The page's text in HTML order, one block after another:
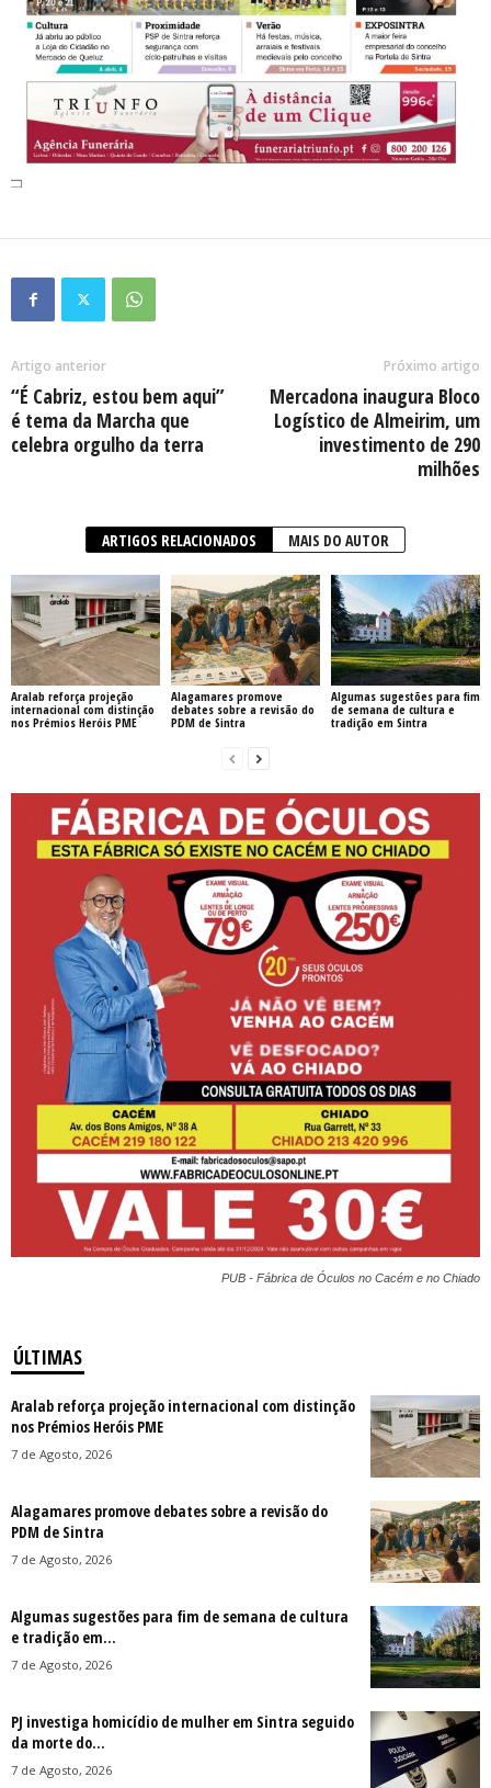
Artigo anterior
“É Cabriz, estou bem aqui”
é tema da Marcha que
celebra orgulho da terra
Próximo artigo
Mercadona inaugura Bloco
Logístico de Almeirim, um
investimento de 290
milhões
ARTIGOS RELACIONADOS MAIS DO AUTOR
Aralab reforça projeção
internacional com distinção
nos Prémios Heróis PME
Alagamares promove
debates sobre a revisão do
PDM de Sintra
Algumas sugestões para fim
de semana de cultura e
tradição em Sintra
PUB - Fábrica de Óculos no Cacém e no Chiado
ÚLTIMAS
Aralab reforça projeção internacional com distinção
nos Prémios Heróis PME
7 de Agosto, 2026
Alagamares promove debates sobre a revisão do
PDM de Sintra
7 de Agosto, 2026
Algumas sugestões para fim de semana de cultura
e tradição em...
7 de Agosto, 2026
PJ investiga homicídio de mulher em Sintra seguido
da morte do...
7 de Agosto, 2026